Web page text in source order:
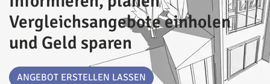
Vergleichsangebote einholen
und Geld sparen
ANGEBOT ERSTELLEN LASSEN